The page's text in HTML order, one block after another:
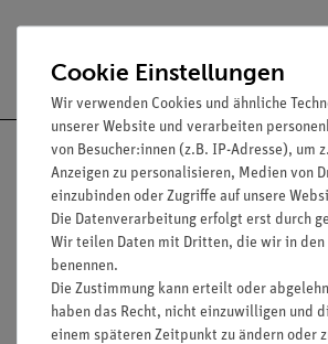
Nach oben
Informationen
Cookie Einstellungen
Wir verwenden Cookies und ähnliche
unserer Website und verarbeiten
von Besucher:innen (z.B. IP-Adresse), um
Anzeigen zu personalisieren, Medien von
einzubinden oder Zugriffe auf unsere
Die Datenverarbeitung erfolgt erst durch
Wir teilen Daten mit Dritten, die wir in den
benennen.
Die Zustimmung kann erteilt oder
haben das Recht, nicht einzuwilligen und
einem späteren Zeitpunkt zu ändern oder